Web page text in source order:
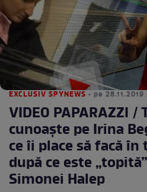
EXCLUSIV SPYNEWS • pe
VIDEO PAPARAZZI
cunoaşte pe Irina
ce îi place să facă
după ce este
Simonei Halep